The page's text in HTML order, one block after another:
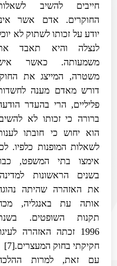
חייבים להשיב לשאלות
החוקרים. אדם אשר אינו
יודע על זכותו לשתוק לא יוכל
לנצלה והיא תאבד את
משמעותה. כאשר איש
משטרה, המייצג את החוק,
דורש מאדם מענה לחשדות
פליליים, הרי בהעדר הודעה
ברורה כי זכותו לא להשיב,
הוא יחוש כי חובתו לענות
לשאלות המופנות כלפיו. לכן
אימצו בתי המשפט, כבר
בשנים הראשונות למדינה,
את האזהרה שהיתה נהוגה
אותה עת באנגליה, מכח
תקנות השופטים. בשנת
1996 זכתה האזהרה לעיגון
חקיקתי בחוק המעצרים.[7]
עם זאת, למרות ההלכה